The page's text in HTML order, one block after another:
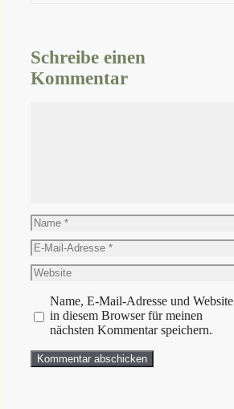
Schreibe einen
Kommentar
Name
E-
Mail-
Adresse
Website
Name, E-Mail-Adresse und Website
in diesem Browser für meinen
nächsten Kommentar speichern.